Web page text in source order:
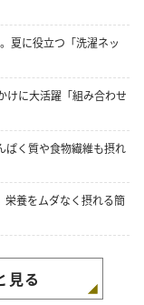
夏に役立つ「洗濯ネッ
けに大活躍「組み合わせ
ぱく質や食物繊維も摂れ
栄養をムダなく摂れる簡
見る